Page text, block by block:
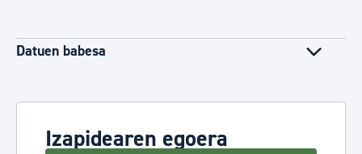
Datuen babesa
Izapidearen egoera